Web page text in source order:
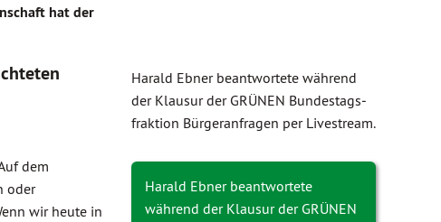
hat der
dem
oder
wir heute in
Harald Ebner beantwortete während
der Klausur der GRÜNEN Bundes­tags­
fraktion Bürgeranfragen per Livestream.
Harald Ebner beantwortete
während der Klausur der GRÜNEN